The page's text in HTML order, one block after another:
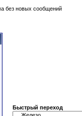
без новых сообщений
Быстрый переход